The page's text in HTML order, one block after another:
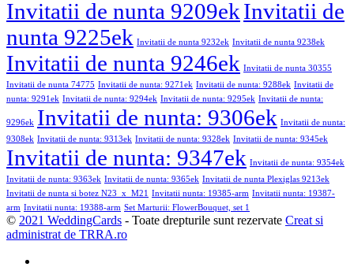
Invitatii de nunta 9209ekInvitatii de
nunta 9225ek Invitatii de nunta 9232ek Invitatii de nunta 9238ek
Invitatii de nunta 9246ek Invitatii de nunta 30355
Invitatii de nunta 74775 Invitatii de nunta: 9271ek Invitatii de nunta: 9288ek Invitatii de
nunta: 9291ek Invitatii de nunta: 9294ek Invitatii de nunta: 9295ek Invitatii de nunta:
9296ek Invitatii de nunta: 9306ek Invitatii de nunta:
9308ek Invitatii de nunta: 9313ek Invitatii de nunta: 9328ek Invitatii de nunta: 9345ek
Invitatii de nunta: 9347ek Invitatii de nunta: 9354ek
Invitatii de nunta: 9363ek Invitatii de nunta: 9365ek Invitatii de nunta Plexiglas 9213ek
Invitatii de nunta si botez N23_x_M21 Invitatii nunta: 19385-arm Invitatii nunta: 19387-
arm Invitatii nunta: 19388-arm Set Marturii: FlowerBouquet, set 1
© 2021 WeddingCards - Toate drepturile sunt rezervate Creat si
administrat de TRRA.ro